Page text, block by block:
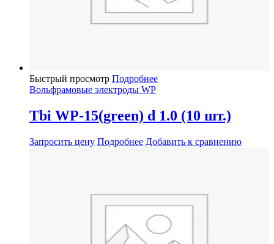
Быстрый просмотр Подробнее
Вольфрамовые электроды WP
Tbi WP-15(green) d 1.0 (10 шт.)
Запросить цену Подробнее Добавить к сравнению